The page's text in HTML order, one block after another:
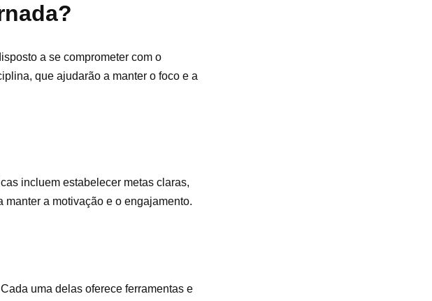
a se comprometer com o
que ajudarão a manter o foco e a
incluem estabelecer metas claras,
a motivação e o engajamento.
uma delas oferece ferramentas e